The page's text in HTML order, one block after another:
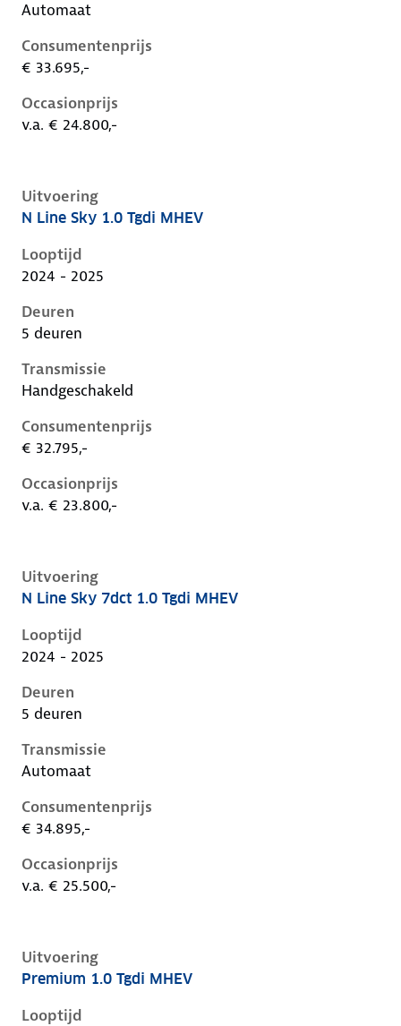
Automaat
Consumentenprijs
€ 33.695,-
Occasionprijs
v.a. € 24.800,-
Uitvoering
Hyundai I20 iii-1e-facelift, 1.0 tgdi mhev, 74 kW,
N Line Sky 1.0 Tgdi MHEV
Looptijd
2024 - 2025
Deuren
5 deuren
Transmissie
Handgeschakeld
Consumentenprijs
€ 32.795,-
Occasionprijs
v.a. € 23.800,-
Uitvoering
Hyundai I20 iii-1e-facelift, 1.0 tgdi mhev, 74 kW,
N Line Sky 7dct 1.0 Tgdi MHEV
Looptijd
2024 - 2025
Deuren
5 deuren
Transmissie
Automaat
Consumentenprijs
€ 34.895,-
Occasionprijs
v.a. € 25.500,-
Uitvoering
Hyundai I20 iii-1e-facelift, 1.0 tgdi mhev, 74 kW,
Premium 1.0 Tgdi MHEV
Looptijd